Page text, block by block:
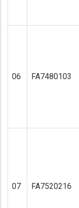
06 FA7480103
07 FA7520216